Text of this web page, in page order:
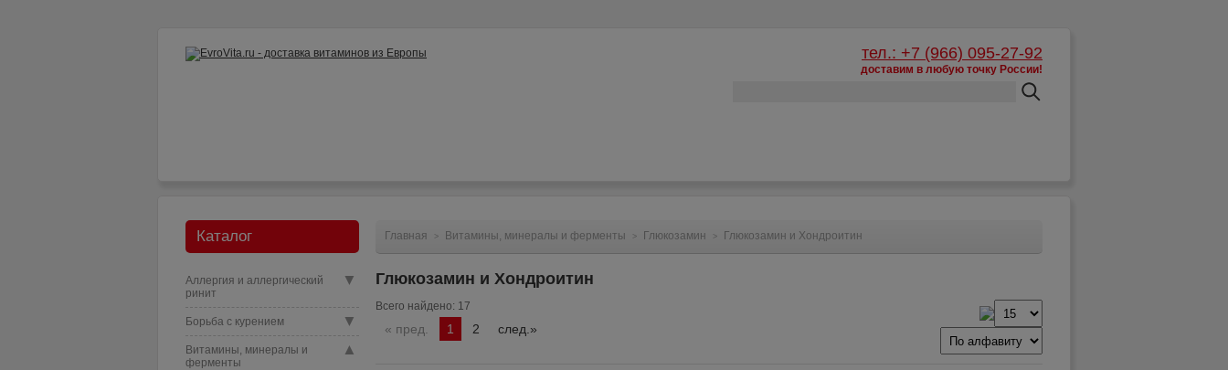
тел.: +7 (966) 095-27-92
доставим в любую точку России!
Главная > Витамины, минералы и ферменты > Глюкозамин > Глюкозамин и Хондроитин
Глюкозамин и Хондроитин
Всего найдено: 17
« пред. 1 2 след.»
Каталог
▼
Аллергия и аллергический
ринит
▼
Борьба с курением
▲
Витамины, минералы и
ферменты